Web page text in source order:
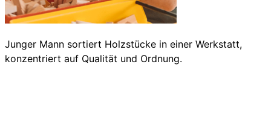
Junger Mann sortiert Holzstücke in einer Werkstatt,
konzentriert auf Qualität und Ordnung.